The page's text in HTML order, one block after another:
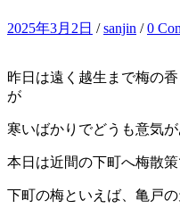
2025年3月2日 /sanjin /0
昨日は遠く越生まで梅の
が
寒いばかりでどうも意気
本日は近間の下町へ梅散策
下町の梅といえば、亀戸